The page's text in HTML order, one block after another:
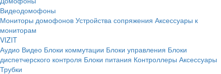
Видеодомофоны
Мониторы домофонов Устройства сопряжения Аксессуары к
мониторам
VIZIT
Аудио Видео Блоки коммутации Блоки управления Блоки
диспетчерского контроля Блоки питания Контроллеры Аксессуары
Трубки